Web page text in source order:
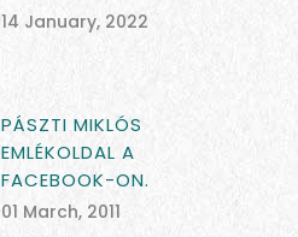
14 January, 2022
PÁSZTI MIKLÓS
EMLÉKOLDAL A
FACEBOOK-ON.
01 March, 2011